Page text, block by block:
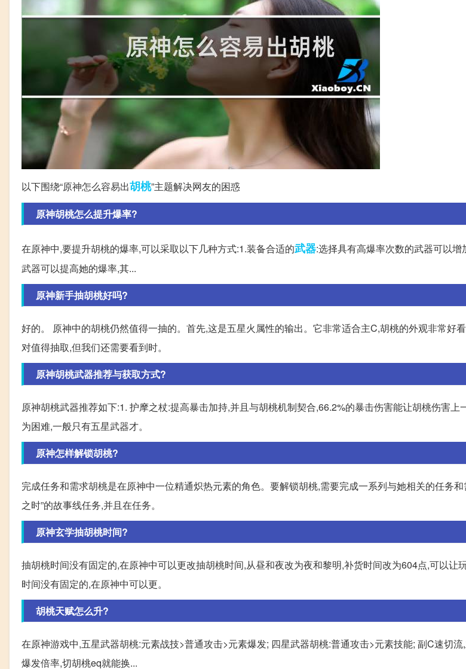
以下围绕“原神怎么容易出胡桃”主题解决网友的困惑
原神胡桃怎么提升爆率?
在原神中,要提升胡桃的爆率,可以采取以下几种方式:1.装备合适的武器:选择具有高爆率次数的武器可以
武器可以提高她的爆率,其...
原神新手抽胡桃好吗?
好的。 原神中的胡桃仍然值得一抽的。首先,这是五星火属性的输出。它非常适合主C,胡桃的外观非常好
对值得抽取,但我们还需要看到时。
原神胡桃武器推荐与获取方式?
原神胡桃武器推荐如下:1. 护摩之杖:提高暴击加持,并且与胡桃机制契合,66.2%的暴击伤害能让胡桃伤害上
为困难,一般只有五星武器才。
原神怎样解锁胡桃?
完成任务和需求胡桃是在原神中一位精通炽热元素的角色。要解锁胡桃,需要完成一系列与她相关的任务
之时”的故事线任务,并且在任务。
原神玄学抽胡桃时间?
抽胡桃时间没有固定的,在原神中可以更改抽胡桃时间,从昼和夜改为夜和黎明,补货时间改为604点,可以让
时间没有固定的,在原神中可以更。
胡桃天赋怎么升?
在原神游戏中,五星武器胡桃:元素战技>普通攻击>元素爆发; 四星武器胡桃:普通攻击>元素技能; 副C速切
爆发倍率,切胡桃eq就能换...